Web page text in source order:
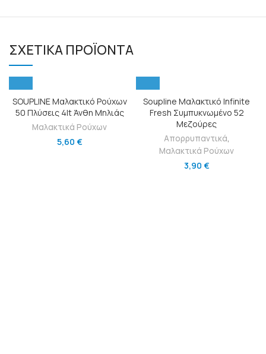
ΣΧΕΤΙΚΆ ΠΡΟΪΌΝΤΑ
SOUPLINE Μαλακτικό Ρούχων
50 Πλύσεις 4lt Άνθη Μηλιάς
Μαλακτικά Ρούχων
5,60 €
Soupline Μαλακτικό Infinite
Fresh Συμπυκνωμένο 52
Μεζούρες
Απορρυπαντικά,
Μαλακτικά Ρούχων
3,90 €